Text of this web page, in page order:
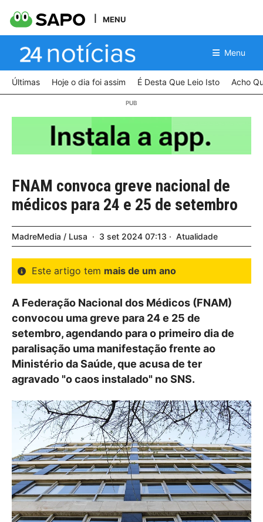
MENU
Menu
Últimas Hoje o dia foi assim É Desta Que Leio Isto Acho
FNAM convoca greve nacional de
médicos para 24 e 25 de setembro
MadreMedia / Lusa 3 set 2024 07:13 Atualidade
Este artigo tem mais de um ano
A Federação Nacional dos Médicos (FNAM)
convocou uma greve para 24 e 25 de
setembro, agendando para o primeiro dia de
paralisação uma manifestação frente ao
Ministério da Saúde, que acusa de ter
agravado "o caos instalado" no SNS.